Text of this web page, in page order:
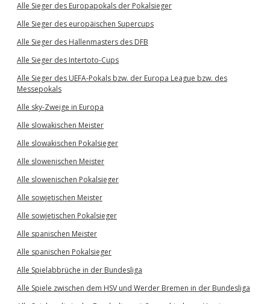
Alle Sieger des Europapokals der Pokalsieger
Alle Sieger des europäischen Supercups
Alle Sieger des Hallenmasters des DFB
Alle Sieger des Intertoto-Cups
Alle Sieger des UEFA-Pokals bzw. der Europa League bzw. des
Messepokals
Alle sky-Zweige in Europa
Alle slowakischen Meister
Alle slowakischen Pokalsieger
Alle slowenischen Meister
Alle slowenischen Pokalsieger
Alle sowjetischen Meister
Alle sowjetischen Pokalsieger
Alle spanischen Meister
Alle spanischen Pokalsieger
Alle Spielabbrüche in der Bundesliga
Alle Spiele zwischen dem HSV und Werder Bremen in der Bundesliga